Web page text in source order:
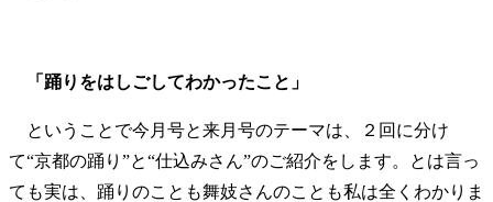
「踊りをはしごしてわかったこと」
ということで今月号と来月号のテーマは、２回に分け
て“京都の踊り”と“仕込みさん”のご紹介をします。とは言っ
ても実は、踊りのことも舞妓さんのことも私は全くわかりま